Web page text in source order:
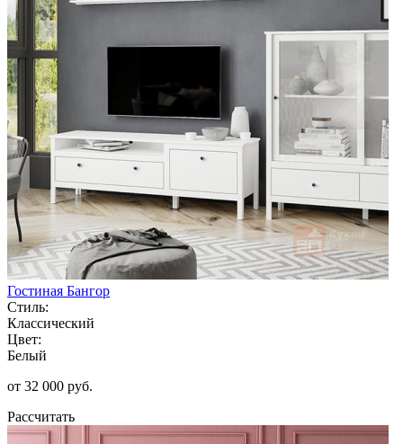
Гостиная Бангор
Стиль:
Классический
Цвет:
Белый
от 32 000 руб.
Рассчитать